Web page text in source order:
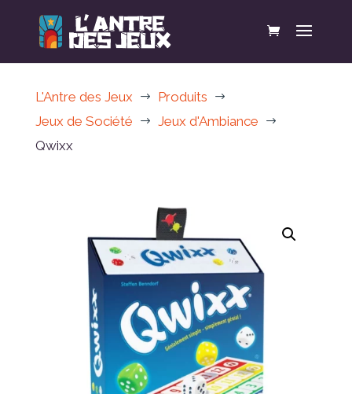
L'Antre des Jeux $ Produits $
Jeux de Société $ Jeux d'Ambiance $
Qwixx